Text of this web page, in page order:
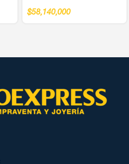
Panamericanos Año 1971 Cali
$58,140,000